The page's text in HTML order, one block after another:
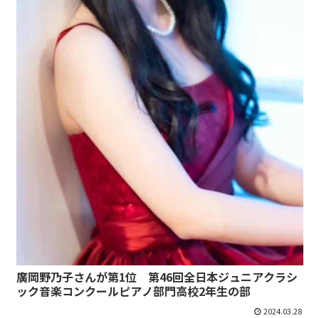
廣岡野乃子さんが第1位 第46回全日本ジュニアクラシ
ック音楽コンクールピアノ部門高校2年生の部
2024.03.28